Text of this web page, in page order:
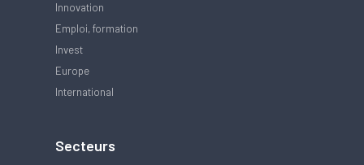
Innovation
Emploi, formation
Invest
Europe
International
Secteurs